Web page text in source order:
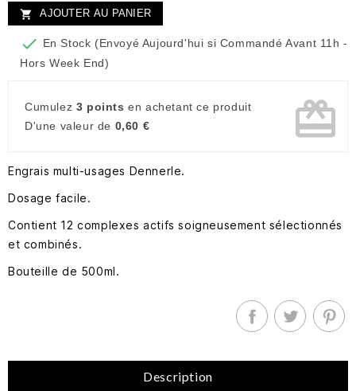
 AJOUTER AU PANIER
 En Stock (Envoyé Aujourd'hui si Commandé Avant 11h -
Hors Week End)
Cumulez 3 points en achetant ce produit
D'une valeur de 0,60 € card_giftcard
Engrais multi-usages Dennerle.
Dosage facile.
Contient 12 complexes actifs soigneusement sélectionnés
et combinés.
Bouteille de 500ml.
Description